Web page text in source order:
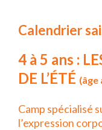
Calendrier
4 à 5 ans :
DE L’ÉTÉ (âge
Camp spécialisé
l’expression